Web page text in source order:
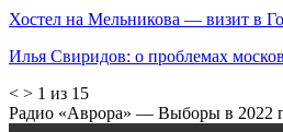
Хостел на Мельникова — визит в
Илья Свиридов: о проблемах
< > 1 из 15
Радио «Аврора» — Выборы в 2022